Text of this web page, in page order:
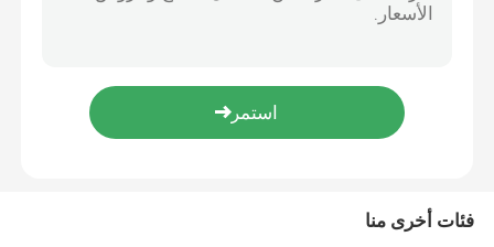
آلة خياطة اللحف الصناعية
فئات أخرى منا